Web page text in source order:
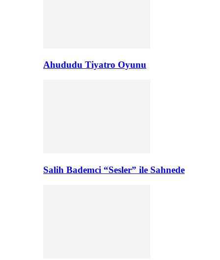
Ahududu Tiyatro Oyunu
Salih Bademci “Sesler” ile Sahnede